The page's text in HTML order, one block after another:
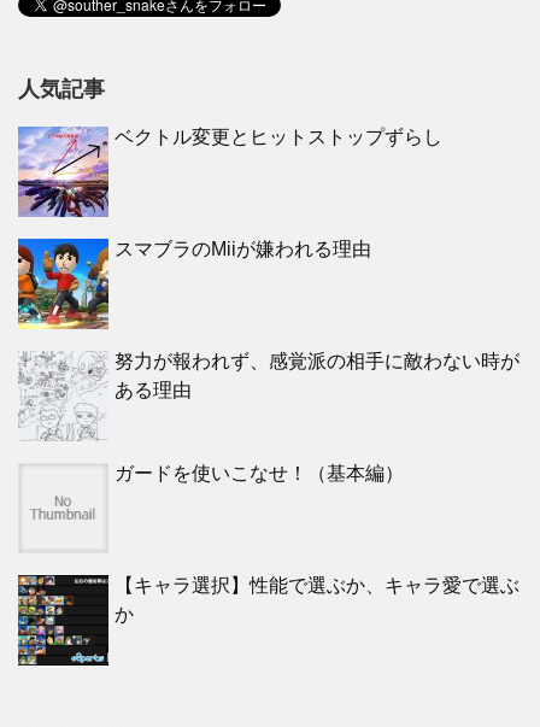
人気記事
ベクトル変更とヒットストップずらし
スマブラのMiiが嫌われる理由
努力が報われず、感覚派の相手に敵わない時が
ある理由
ガードを使いこなせ！（基本編）
【キャラ選択】性能で選ぶか、キャラ愛で選ぶ
か